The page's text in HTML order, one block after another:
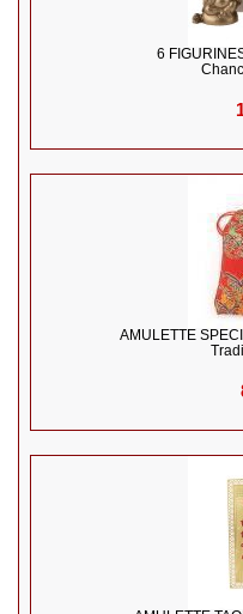
6
AMULETTE